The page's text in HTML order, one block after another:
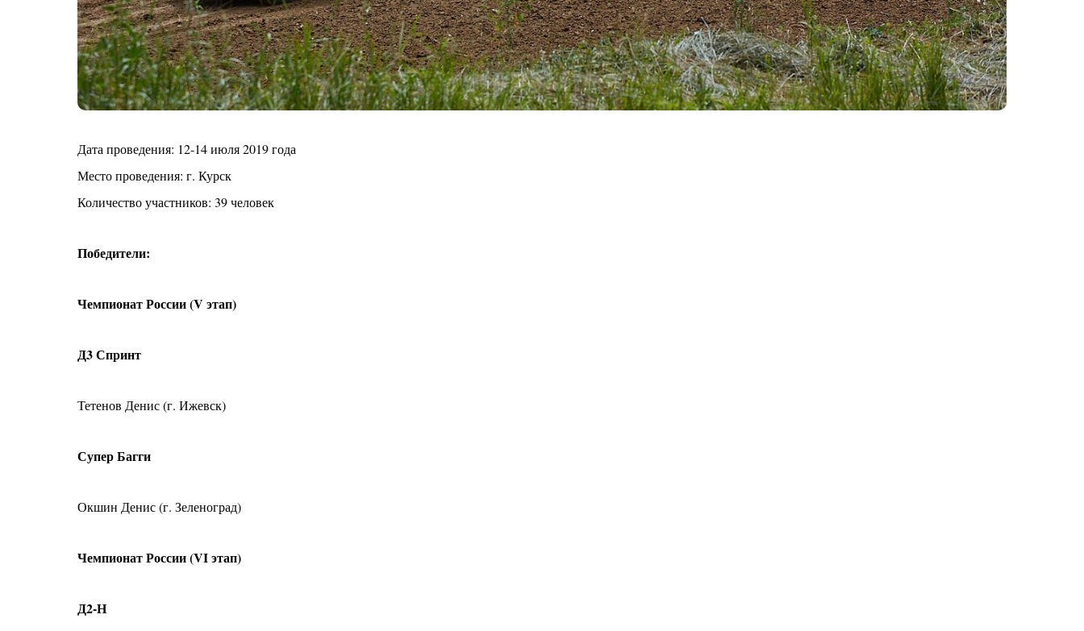
Дата проведения: 12-14 июля 2019 года
Место проведения: г. Курск
Количество участников: 39 человек
Победители:
Чемпионат России (V этап)
Д3 Спринт
Тетенов Денис (г. Ижевск)
Супер Багги
Окшин Денис (г. Зеленоград)
Чемпионат России (VI этап)
Д2-Н